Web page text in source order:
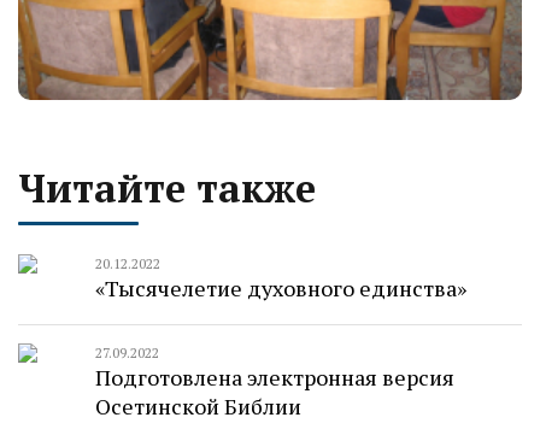
Читайте также
20.12.2022
«Тысячелетие духовного единства»
27.09.2022
Подготовлена электронная версия
Осетинской Библии